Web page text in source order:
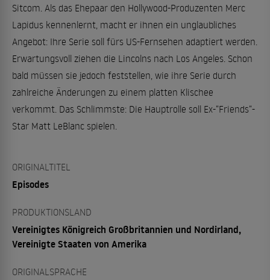
Sitcom. Als das Ehepaar den Hollywood-Produzenten Merc
Lapidus kennenlernt, macht er ihnen ein unglaubliches
Angebot: Ihre Serie soll fürs US-Fernsehen adaptiert werden.
Erwartungsvoll ziehen die Lincolns nach Los Angeles. Schon
bald müssen sie jedoch feststellen, wie ihre Serie durch
zahlreiche Änderungen zu einem platten Klischee
verkommt. Das Schlimmste: Die Hauptrolle soll Ex-“Friends“-
Star Matt LeBlanc spielen.
ORIGINALTITEL
Episodes
PRODUKTIONSLAND
Vereinigtes Königreich Großbritannien und Nordirland,
Vereinigte Staaten von Amerika
ORIGINALSPRACHE